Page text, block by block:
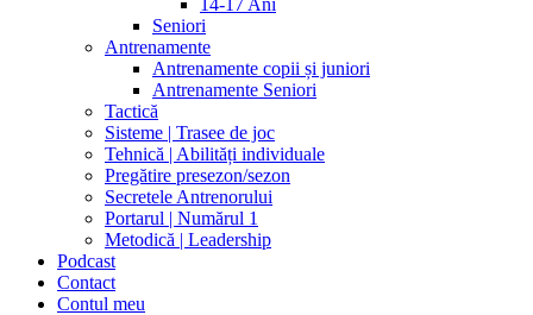
14-17 Ani
Seniori
Antrenamente
Antrenamente copii și juniori
Antrenamente Seniori
Tactică
Sisteme | Trasee de joc
Tehnică | Abilități individuale
Pregătire presezon/sezon
Secretele Antrenorului
Portarul | Numărul 1
Metodică | Leadership
Podcast
Contact
Contul meu